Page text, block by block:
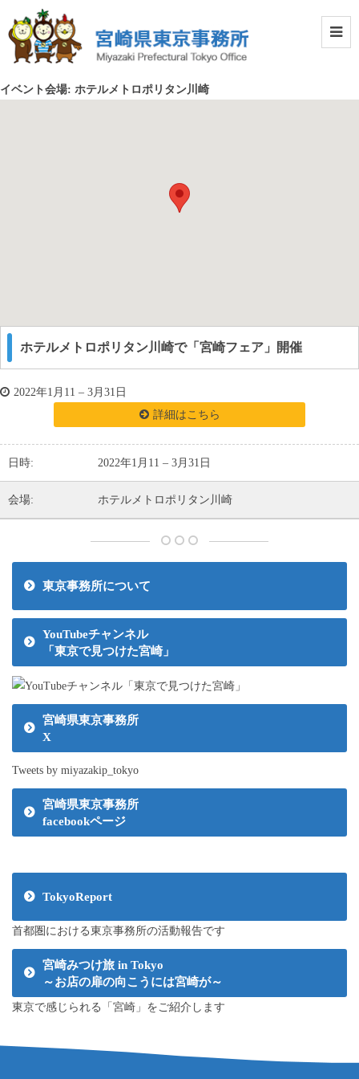
イベント会場: ホテルメトロポリタン川崎
ホテルメトロポリタン川崎で「宮崎フェア」開催
2022年1月11 – 3月31日
詳細はこちら
日時: 2022年1月11 – 3月31日
会場: ホテルメトロポリタン川崎
東京事務所について
YouTubeチャンネル
「東京で見つけた宮崎」
宮崎県東京事務所
X
Tweets by miyazakip_tokyo
宮崎県東京事務所
facebookページ
TokyoReport
首都圏における東京事務所の活動報告です
宮崎みつけ旅 in Tokyo
～お店の扉の向こうには宮崎が～
東京で感じられる「宮崎」をご紹介します